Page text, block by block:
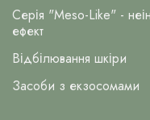
Серія "Meso-Like" -
ефект
Відбілювання шкіри
Засоби з екзосомами